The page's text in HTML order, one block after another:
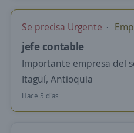
Se precisa Urgente
jefe contable
Importante empresa del
Itagüí, Antioquia
Hace 5 días